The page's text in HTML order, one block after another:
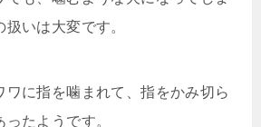
いは大変です。
ワに指を噛まれて、指をかみ切ら
たようです。